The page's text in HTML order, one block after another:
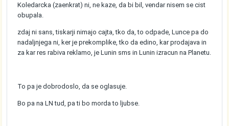
Koledarcka (zaenkrat) ni, ne kaze, da bi bil, vendar nisem se cist
obupala.
zdaj ni sans, tiskarji nimajo cajta, tko da, to odpade, Lunce pa do
nadaljnjega ni, ker je prekomplike, tko da edino, kar prodajava in
za kar res rabiva reklamo, je Lunin sms in Lunin izracun na Planetu.
To pa je dobrodoslo, da se oglasuje.
Bo pa na LN tud, pa ti bo morda to ljubse.